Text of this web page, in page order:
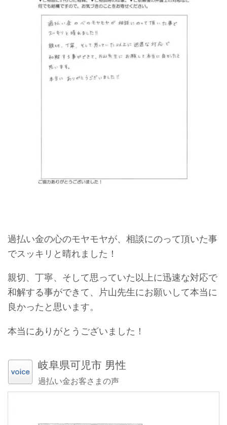
過払い金の心のモヤモヤが、相談にのって頂いた事
でスッキリと晴れました！
親切、丁寧、そして思っていた以上に迅速な対応で
和解する事ができて、片山先生にお願いして本当に
良かったと思います。
本当にありがとうございました！
岐阜県可児市 男性
過払い金お客さまの声